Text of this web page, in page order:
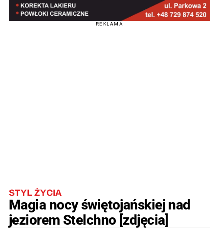
REKLAMA
STYL ŻYCIA
Magia nocy świętojańskiej nad
jeziorem Stelchno [zdjęcia]